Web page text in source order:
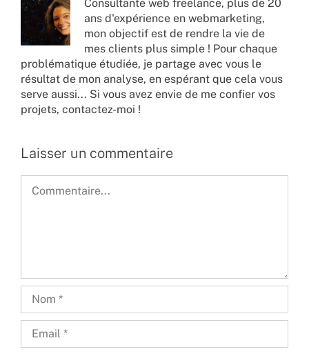
Consultante web freelance, plus de 20
ans d'expérience en webmarketing,
mon objectif est de rendre la vie de
mes clients plus simple ! Pour chaque
problématique étudiée, je partage avec vous le
résultat de mon analyse, en espérant que cela vous
serve aussi... Si vous avez envie de me confier vos
projets, contactez-moi !
Laisser un commentaire